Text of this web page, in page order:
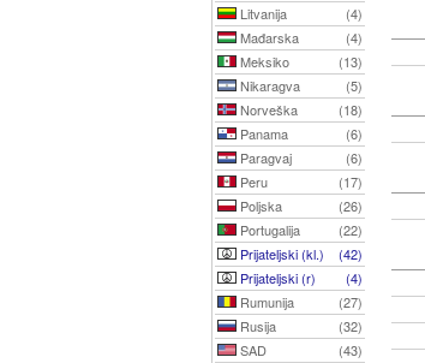
Litvanija
(4)
Mađarska
(4)
Meksiko
(13)
Nikaragva
(5)
Norveška
(18)
Panama
(6)
Paragvaj
(6)
Peru
(17)
Poljska
(26)
Portugalija
(22)
Prijateljski (kl.)
(42)
Prijateljski (r)
(4)
Rumunija
(27)
Rusija
(32)
SAD
(43)